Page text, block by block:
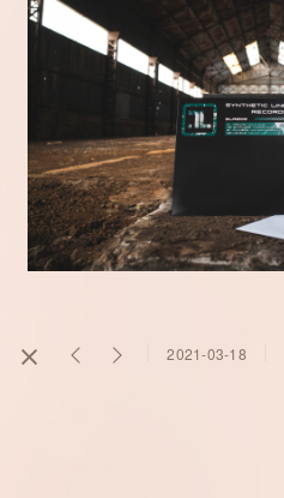
2021-03-18